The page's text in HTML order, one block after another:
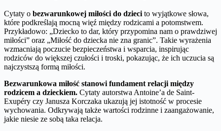
Cytaty o bezwarunkowej miłości do dzieci to wyjątkowe słowa,
które podkreślają mocną więź między rodzicami a potomstwem.
Przykładowo: „Dziecko to dar, który przypomina nam o prawdziwej
miłości” oraz „Miłość do dziecka nie zna granic”. Takie wyrażenia
wzmacniają poczucie bezpieczeństwa i wsparcia, inspirując
rodziców do większej czułości i troski, pokazując, że ich uczucia są
najczystszą formą miłości.
Bezwarunkowa miłość stanowi fundament relacji między
rodzicem a dzieckiem. Cytaty autorstwa Antoine’a de Saint-
Exupéry czy Janusza Korczaka ukazują jej istotność w procesie
wychowania. Odkrywają także wartości rodzinne i zaangażowanie,
jakie niesie ze sobą taka relacja.